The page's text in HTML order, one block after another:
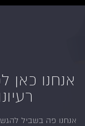
אנחנו כאן
אנחנו פה בשביל